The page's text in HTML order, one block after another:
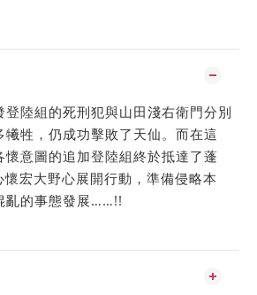
陸組的死刑犯與山田淺右衛門分別
牲，仍成功擊敗了天仙。而在這
懷意圖的追加登陸組終於抵達了蓬
宏大野心展開行動，準備侵略本
亂的事態發展……!!